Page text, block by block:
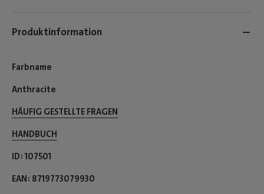
Produktinformation
Farbname
Anthracite
HÄUFIG GESTELLTE FRAGEN
HANDBUCH
ID 107501
EAN 8719773079930